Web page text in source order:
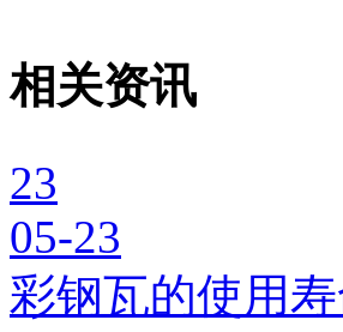
相关资讯
23
05-23
彩钢瓦的使用